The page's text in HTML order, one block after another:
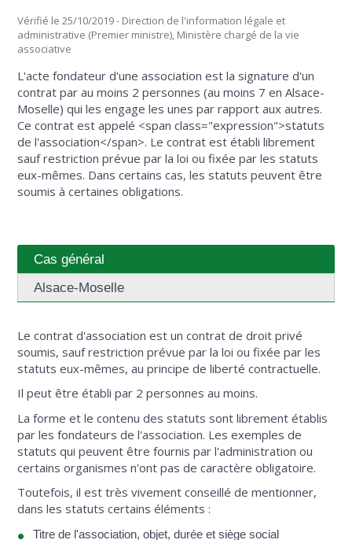
Vérifié le 25/10/2019 - Direction de l'information légale et
administrative (Premier ministre), Ministère chargé de la vie
associative
L'acte fondateur d'une association est la signature d'un
contrat par au moins 2 personnes (au moins 7 en Alsace-
Moselle) qui les engage les unes par rapport aux autres.
Ce contrat est appelé <span class="expression">statuts
de l'association</span>. Le contrat est établi librement
sauf restriction prévue par la loi ou fixée par les statuts
eux-mêmes. Dans certains cas, les statuts peuvent être
soumis à certaines obligations.
Cas général
Alsace-Moselle
Le contrat d'association est un contrat de droit privé
soumis, sauf restriction prévue par la loi ou fixée par les
statuts eux-mêmes, au principe de liberté contractuelle.
Il peut être établi par 2 personnes au moins.
La forme et le contenu des statuts sont librement établis
par les fondateurs de l'association. Les exemples de
statuts qui peuvent être fournis par l'administration ou
certains organismes n'ont pas de caractère obligatoire.
Toutefois, il est très vivement conseillé de mentionner,
dans les statuts certains éléments :
Titre de l'association, objet, durée et siège social